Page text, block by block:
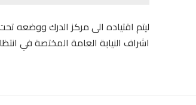
ليتم اقتياده الى مركز الدرك ووضعه
اشراف النيابة العامة المختصة في